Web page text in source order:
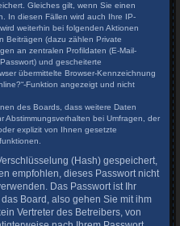
Gleiches gilt, wenn Sie einen
In diesen Fällen wird auch Ihre IP-
weiterhin bei folgenden Aktionen
Beiträgen (dazu zählen Private
an zentralen Profildaten (E-Mail-
und gescheiterte
übermittelte Browser-Kennzeichnung
Funktion angezeigt und nicht
des Boards, dass weitere Daten
Abstimmungsverhalten bei Umfragen, der
explizit von Ihnen gesetzte
(Hash) gespeichert,
empfohlen, dieses Passwort nicht
Das Passwort ist Ihr
Board, also gehen Sie mit ihm
Vertreter des Betreibers, von